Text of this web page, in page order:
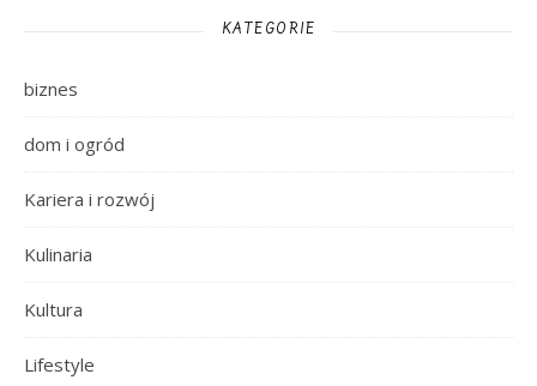
KATEGORIE
biznes
dom i ogród
Kariera i rozwój
Kulinaria
Kultura
Lifestyle